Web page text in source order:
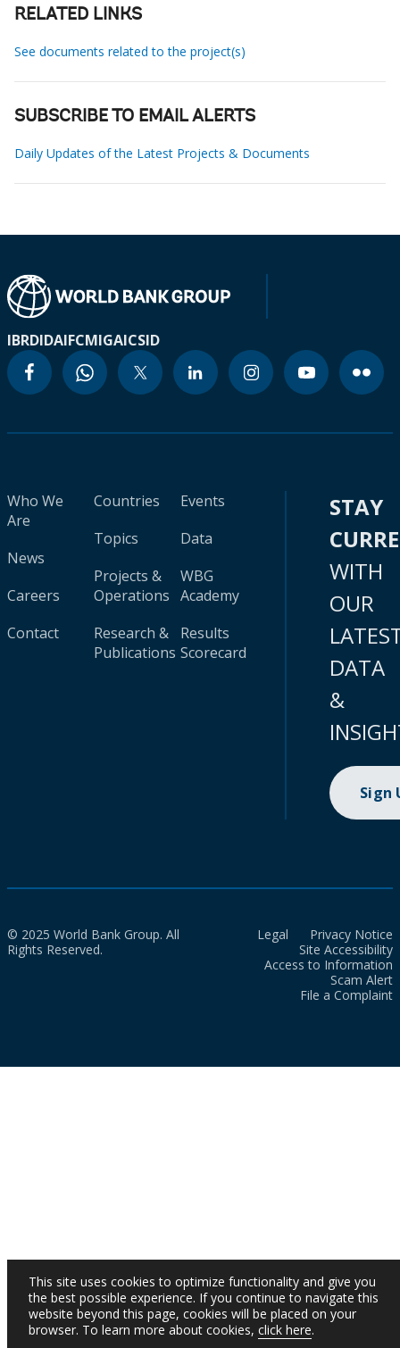
RELATED LINKS
See documents related to the project(s)
SUBSCRIBE TO EMAIL ALERTS
Daily Updates of the Latest Projects & Documents
IBRDIDAIFCMIGAICSID
Who We
Are
News
Careers
Contact
Countries
Topics
Projects &
Operations
Research &
Publications
Events
Data
WBG
Academy
Results
Scorecard
STAY
WITH
OUR
DATA
&
Sign
© 2025 World Bank Group. All
Rights Reserved.
Legal
Privacy Notice
Site Accessibility
Access to Information
Scam Alert
File a Complaint
This site uses cookies to optimize functionality and give you
the best possible experience. If you continue to navigate this
website beyond this page, cookies will be placed on your
browser. To learn more about cookies, click here.